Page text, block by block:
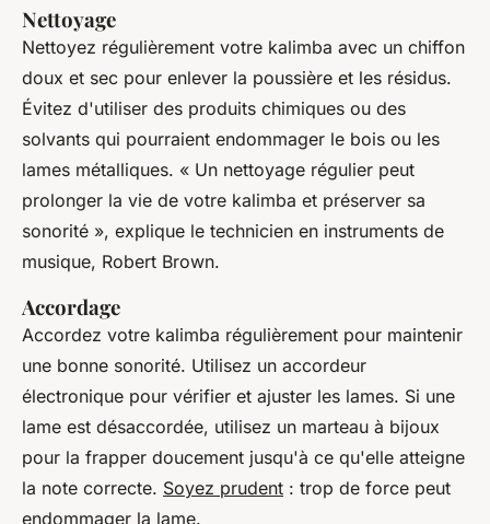
Nettoyage
Nettoyez régulièrement votre kalimba avec un chiffon
doux et sec pour enlever la poussière et les résidus.
Évitez d'utiliser des produits chimiques ou des
solvants qui pourraient endommager le bois ou les
lames métalliques. « Un nettoyage régulier peut
prolonger la vie de votre kalimba et préserver sa
sonorité », explique le technicien en instruments de
musique, Robert Brown.
Accordage
Accordez votre kalimba régulièrement pour maintenir
une bonne sonorité. Utilisez un accordeur
électronique pour vérifier et ajuster les lames. Si une
lame est désaccordée, utilisez un marteau à bijoux
pour la frapper doucement jusqu'à ce qu'elle atteigne
la note correcte. Soyez prudent : trop de force peut
endommager la lame.